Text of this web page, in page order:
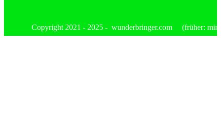
Copyright 2021 - 2025 - wunderbringer.com (früher: